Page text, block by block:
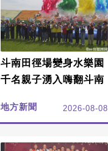
斗南田徑場變身水樂園
千名親子湧入嗨翻斗南
地方新聞 2026-08-08